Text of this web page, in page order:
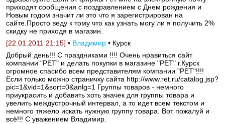
приходят сообщения с поздравлением с Днем рождения и
Новым годом значит ли это что я зарегистрирован на
сайте.Просто веду к тому что как узнать могу ли я получить 2%
скидку не приходя в магазин.
[22.01.2011 21:15] • Владимир • Курск
Добрый день!!! С праздниками !!!! Очень нравиться сайт
компании "РЕТ" и делать покупки в магазине "РЕТ" г.Курск
огромное спасибо всем представителям компании "РЕТ"!!!!
Если только можно страничку сайта http://www.ret.ru/catalog.jsp?
pic=1&vid=1&sort=0&anlg=1 Группы товаров - немного
приукрасить и добавить хоть значек для группы товара и
увелить междустрочный интервал, а то идет всем текстом и
немного тяжело искать нужную группу товара. Вот пожалуй и
всё!!! С уважением Владимир.